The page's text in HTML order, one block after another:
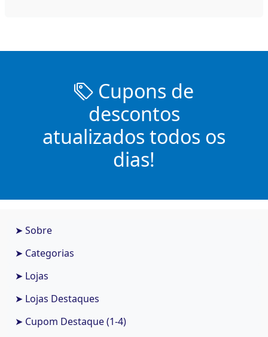
Cupons de
descontos
atualizados todos os
dias!
➤ Sobre
➤ Categorias
➤ Lojas
➤ Lojas Destaques
➤ Cupom Destaque (1-4)